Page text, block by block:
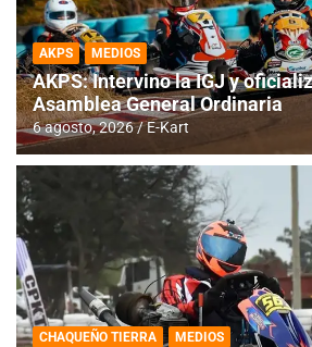
AKPS MEDIOS
AKPS: Intervino la IGJ y
Asamblea General Ordinaria
6 agosto, 2026 E-Kart
CHAQUEÑO TIERRA MEDIOS